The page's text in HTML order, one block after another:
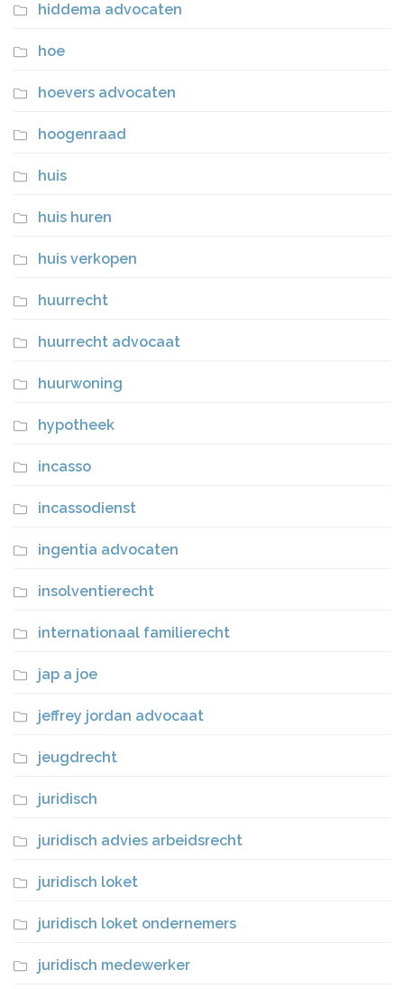
hiddema advocaten
hoe
hoevers advocaten
hoogenraad
huis
huis huren
huis verkopen
huurrecht
huurrecht advocaat
huurwoning
hypotheek
incasso
incassodienst
ingentia advocaten
insolventierecht
internationaal familierecht
jap a joe
jeffrey jordan advocaat
jeugdrecht
juridisch
juridisch advies arbeidsrecht
juridisch loket
juridisch loket ondernemers
juridisch medewerker